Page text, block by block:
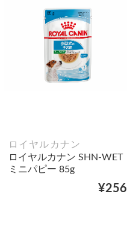
ロイヤルカナン
ロイヤルカナン SHN-WET
ミニパピー 85g
¥256